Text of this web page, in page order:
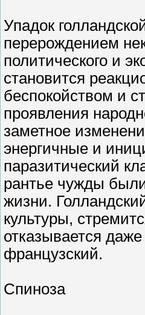
Упадок
перерождением
политического и
становится
беспокойством и
проявления
заметное
энергичные и
паразитический
рантье чужды
жизни.
культуры,
отказывается
французский.
Спиноза